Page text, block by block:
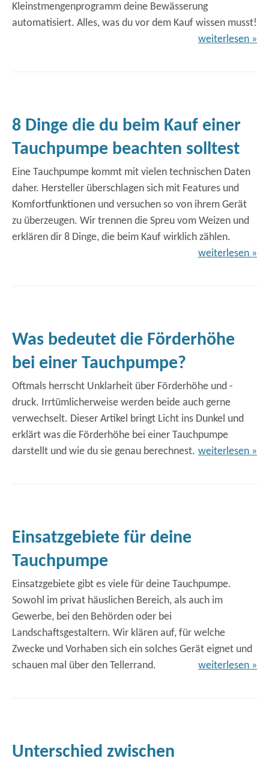
Kleinstmengenprogramm deine Bewässerung
automatisiert. Alles, was du vor dem Kauf wissen musst!
weiterlesen »
8 Dinge die du beim Kauf einer
Tauchpumpe beachten solltest
Eine Tauchpumpe kommt mit vielen technischen Daten
daher. Hersteller überschlagen sich mit Features und
Komfortfunktionen und versuchen so von ihrem Gerät
zu überzeugen. Wir trennen die Spreu vom Weizen und
erklären dir 8 Dinge, die beim Kauf wirklich zählen.
weiterlesen »
Was bedeutet die Förderhöhe
bei einer Tauchpumpe?
Oftmals herrscht Unklarheit über Förderhöhe und -
druck. Irrtümlicherweise werden beide auch gerne
verwechselt. Dieser Artikel bringt Licht ins Dunkel und
erklärt was die Förderhöhe bei einer Tauchpumpe
darstellt und wie du sie genau berechnest. weiterlesen »
Einsatzgebiete für deine
Tauchpumpe
Einsatzgebiete gibt es viele für deine Tauchpumpe.
Sowohl im privat häuslichen Bereich, als auch im
Gewerbe, bei den Behörden oder bei
Landschaftsgestaltern. Wir klären auf, für welche
Zwecke und Vorhaben sich ein solches Gerät eignet und
schauen mal über den Tellerrand.
weiterlesen »
Unterschied zwischen